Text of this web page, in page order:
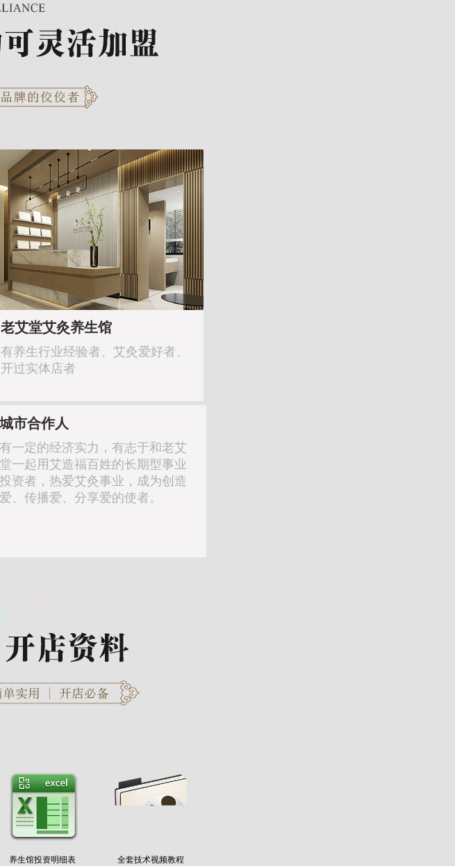
老艾堂艾灸养生馆
有养生行业经验者、艾灸爱好者、
开过实体店者
市合作人
有一定的经济实力，有志于和老艾
堂一起用艾造福百姓的长期型事业
投资者，热爱艾灸事业，成为创造
爱、传播爱、分享爱的使者。
养生馆投资明细表 全套技术视频教程